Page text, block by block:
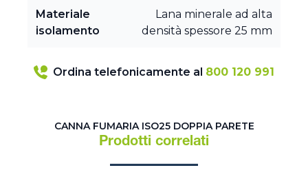
Materiale
isolamento
Lana minerale ad alta
densità spessore 25 mm
Ordina telefonicamente al 800 120 991
CANNA FUMARIA ISO25 DOPPIA PARETE
Prodotti correlati